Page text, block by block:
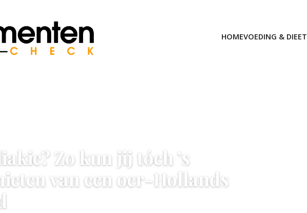
HOMEVOEDING & DIEET
Zo kun jij tóch ’s
van een oer-Hollands